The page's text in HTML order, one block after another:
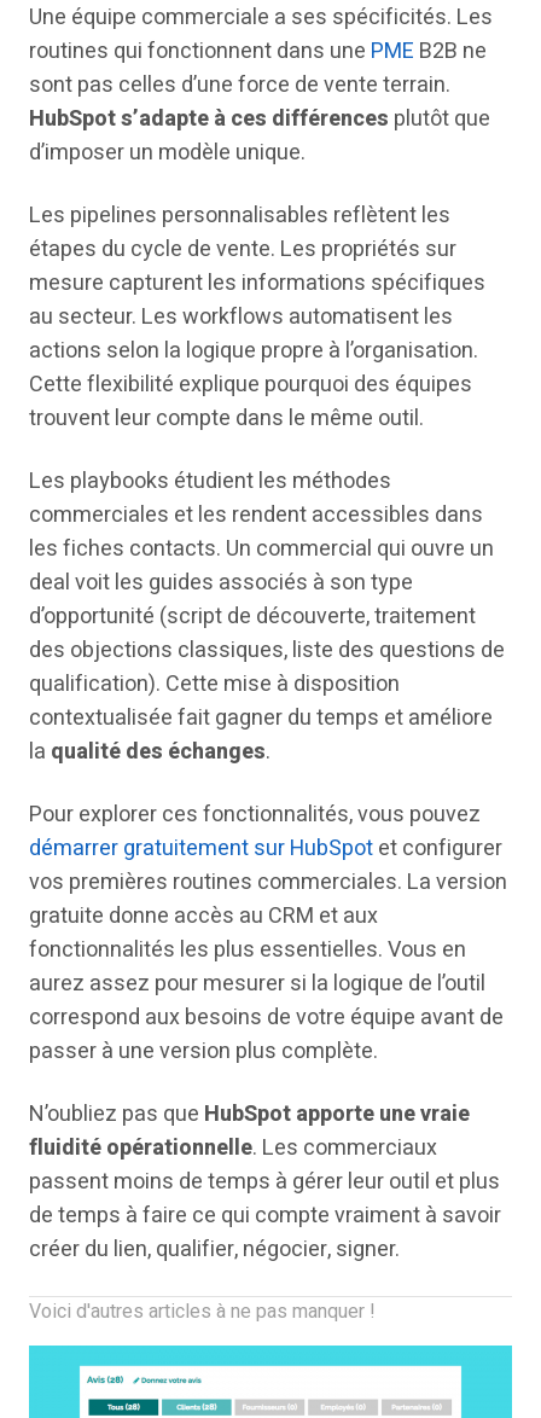
Une équipe commerciale a ses spécificités. Les
routines qui fonctionnent dans une PME B2B ne
sont pas celles d’une force de vente terrain.
HubSpot s’adapte à ces différences plutôt que
d’imposer un modèle unique.
Les pipelines personnalisables reflètent les
étapes du cycle de vente. Les propriétés sur
mesure capturent les informations spécifiques
au secteur. Les workflows automatisent les
actions selon la logique propre à l’organisation.
Cette flexibilité explique pourquoi des équipes
trouvent leur compte dans le même outil.
Les playbooks étudient les méthodes
commerciales et les rendent accessibles dans
les fiches contacts. Un commercial qui ouvre un
deal voit les guides associés à son type
d’opportunité (script de découverte, traitement
des objections classiques, liste des questions de
qualification). Cette mise à disposition
contextualisée fait gagner du temps et améliore
la qualité des échanges.
Pour explorer ces fonctionnalités, vous pouvez
démarrer gratuitement sur HubSpotet configurer
vos premières routines commerciales. La version
gratuite donne accès au CRM et aux
fonctionnalités les plus essentielles. Vous en
aurez assez pour mesurer si la logique de l’outil
correspond aux besoins de votre équipe avant de
passer à une version plus complète.
N’oubliez pas que HubSpot apporte une vraie
fluidité opérationnelle. Les commerciaux
passent moins de temps à gérer leur outil et plus
de temps à faire ce qui compte vraiment à savoir
créer du lien, qualifier, négocier, signer.
Voici d'autres articles à ne pas manquer !